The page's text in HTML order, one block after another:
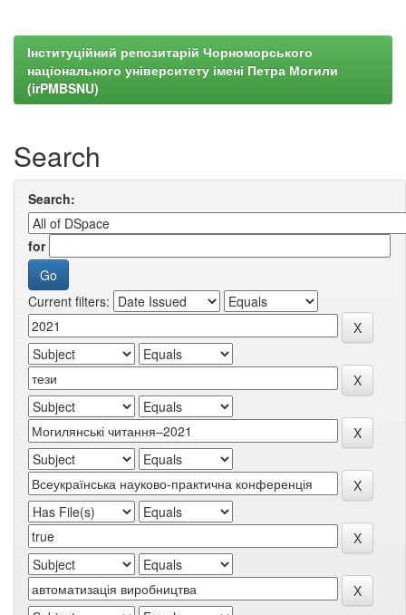
Інституційний репозитарій Чорноморського
національного університету імені Петра Могили
(irPMBSNU)
Search
Search:
for
Current filters: